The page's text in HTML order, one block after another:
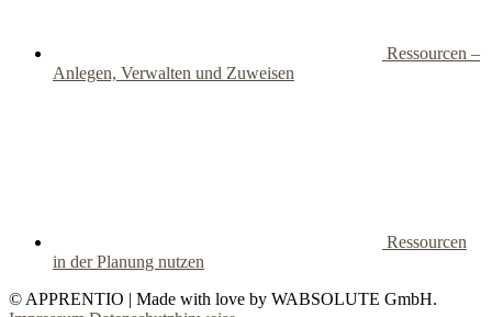
Ressourcen –
Anlegen, Verwalten und Zuweisen
Ressourcen
in der Planung nutzen
© APPRENTIO | Made with love by WABSOLUTE GmbH.